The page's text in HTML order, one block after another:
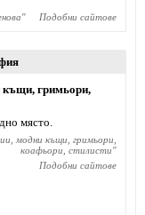
" Подобни сайтове
къщи, гримьори,
място.
модни къщи, гримьори,
коафьори, стилисти"
Подобни сайтове